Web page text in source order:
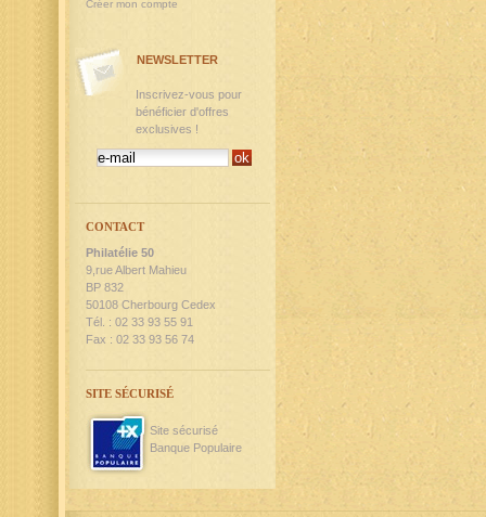
Créer mon compte
NEWSLETTER
Inscrivez-vous pour
bénéficier d'offres
exclusives !
CONTACT
Philatélie 50
9,rue Albert Mahieu
BP 832
50108 Cherbourg Cedex
Tél. : 02 33 93 55 91
Fax : 02 33 93 56 74
SITE SÉCURISÉ
Site sécurisé
Banque Populaire